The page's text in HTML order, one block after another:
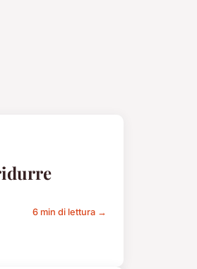
6 min di lettura →